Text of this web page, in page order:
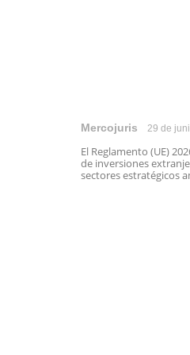
Mercojuris 29 de
El Reglamento (UE)
de inversiones
sectores estratégicos